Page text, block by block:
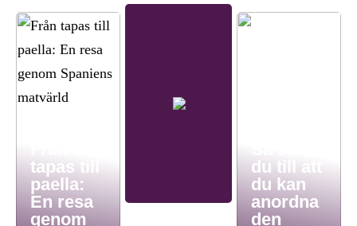
tapas till
paella:
En resa
genom
du till att
du kan
anordna
den